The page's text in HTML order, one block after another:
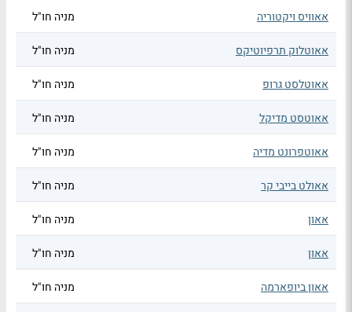
אאוויס ויקטוריה מניה חו"ל
אאוטלוק תרפיוטיקס מניה חו"ל
אאוטלסט גרופ מניה חו"ל
אאוטסט מדיקל מניה חו"ל
אאוטפרונט מדיה מניה חו"ל
אאולט בייבי קר מניה חו"ל
אאון מניה חו"ל
אאון מניה חו"ל
אאון ביופארמה מניה חו"ל